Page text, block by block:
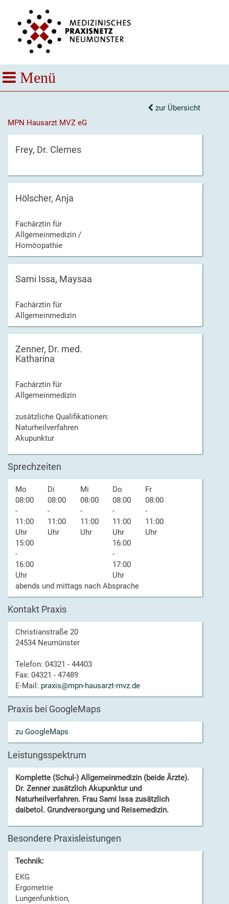
zur Übersicht
MPN Hausarzt MVZ eG
Frey, Dr. Clemes
Hölscher, Anja
Fachärztin für
Allgemeinmedizin /
Homöopathie
Sami Issa, Maysaa
Fachärztin für
Allgemeinmedizin
Zenner, Dr. med.
Katharina
Fachärztin für
Allgemeinmedizin
zusätzliche Qualifikationen:
Naturheilverfahren
Akupunktur
Sprechzeiten
Mo
08:00
-
11:00
Uhr
15:00
-
16:00
Uhr
Di
08:00
-
11:00
Uhr
Mi
08:00
-
11:00
Uhr
Do
08:00
-
11:00
Uhr
16:00
-
17:00
Uhr
Fr
08:00
-
11:00
Uhr
abends und mittags nach Absprache
Kontakt Praxis
Christianstraße 20
24534 Neumünster
Telefon: 04321 - 44403
Fax: 04321 - 47489
E-Mail: praxis@mpn-hausarzt-mvz.de
Praxis bei GoogleMaps
zu GoogleMaps
Leistungsspektrum
Komplette (Schul-) Allgemeinmedizin (beide Ärzte).
Dr. Zenner zusätzlich Akupunktur und
Naturheilverfahren. Frau Sami Issa zusätzlich
daibetol. Grundversorgung und Reisemedizin.
Besondere Praxisleistungen
Technik:
EKG
Ergometrie
Lungenfunktion,